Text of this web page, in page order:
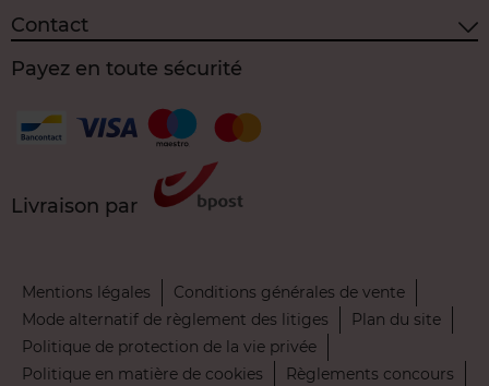
Contact
Payez en toute sécurité
Livraison par
Mentions légales
Conditions générales de vente
Mode alternatif de règlement des litiges
Plan du site
Politique de protection de la vie privée
Politique en matière de cookies
Règlements concours